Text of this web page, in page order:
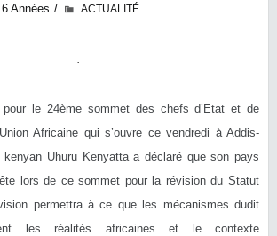
6 Années ACTUALITÉ
pour le 24ème sommet des chefs d’Etat et de
Africaine qui s’ouvre ce vendredi à Addis-
Uhuru Kenyatta a déclaré que son pays
lors de ce sommet pour la révision du Statut
permettra à ce que les mécanismes dudit
les réalités africaines et le contexte